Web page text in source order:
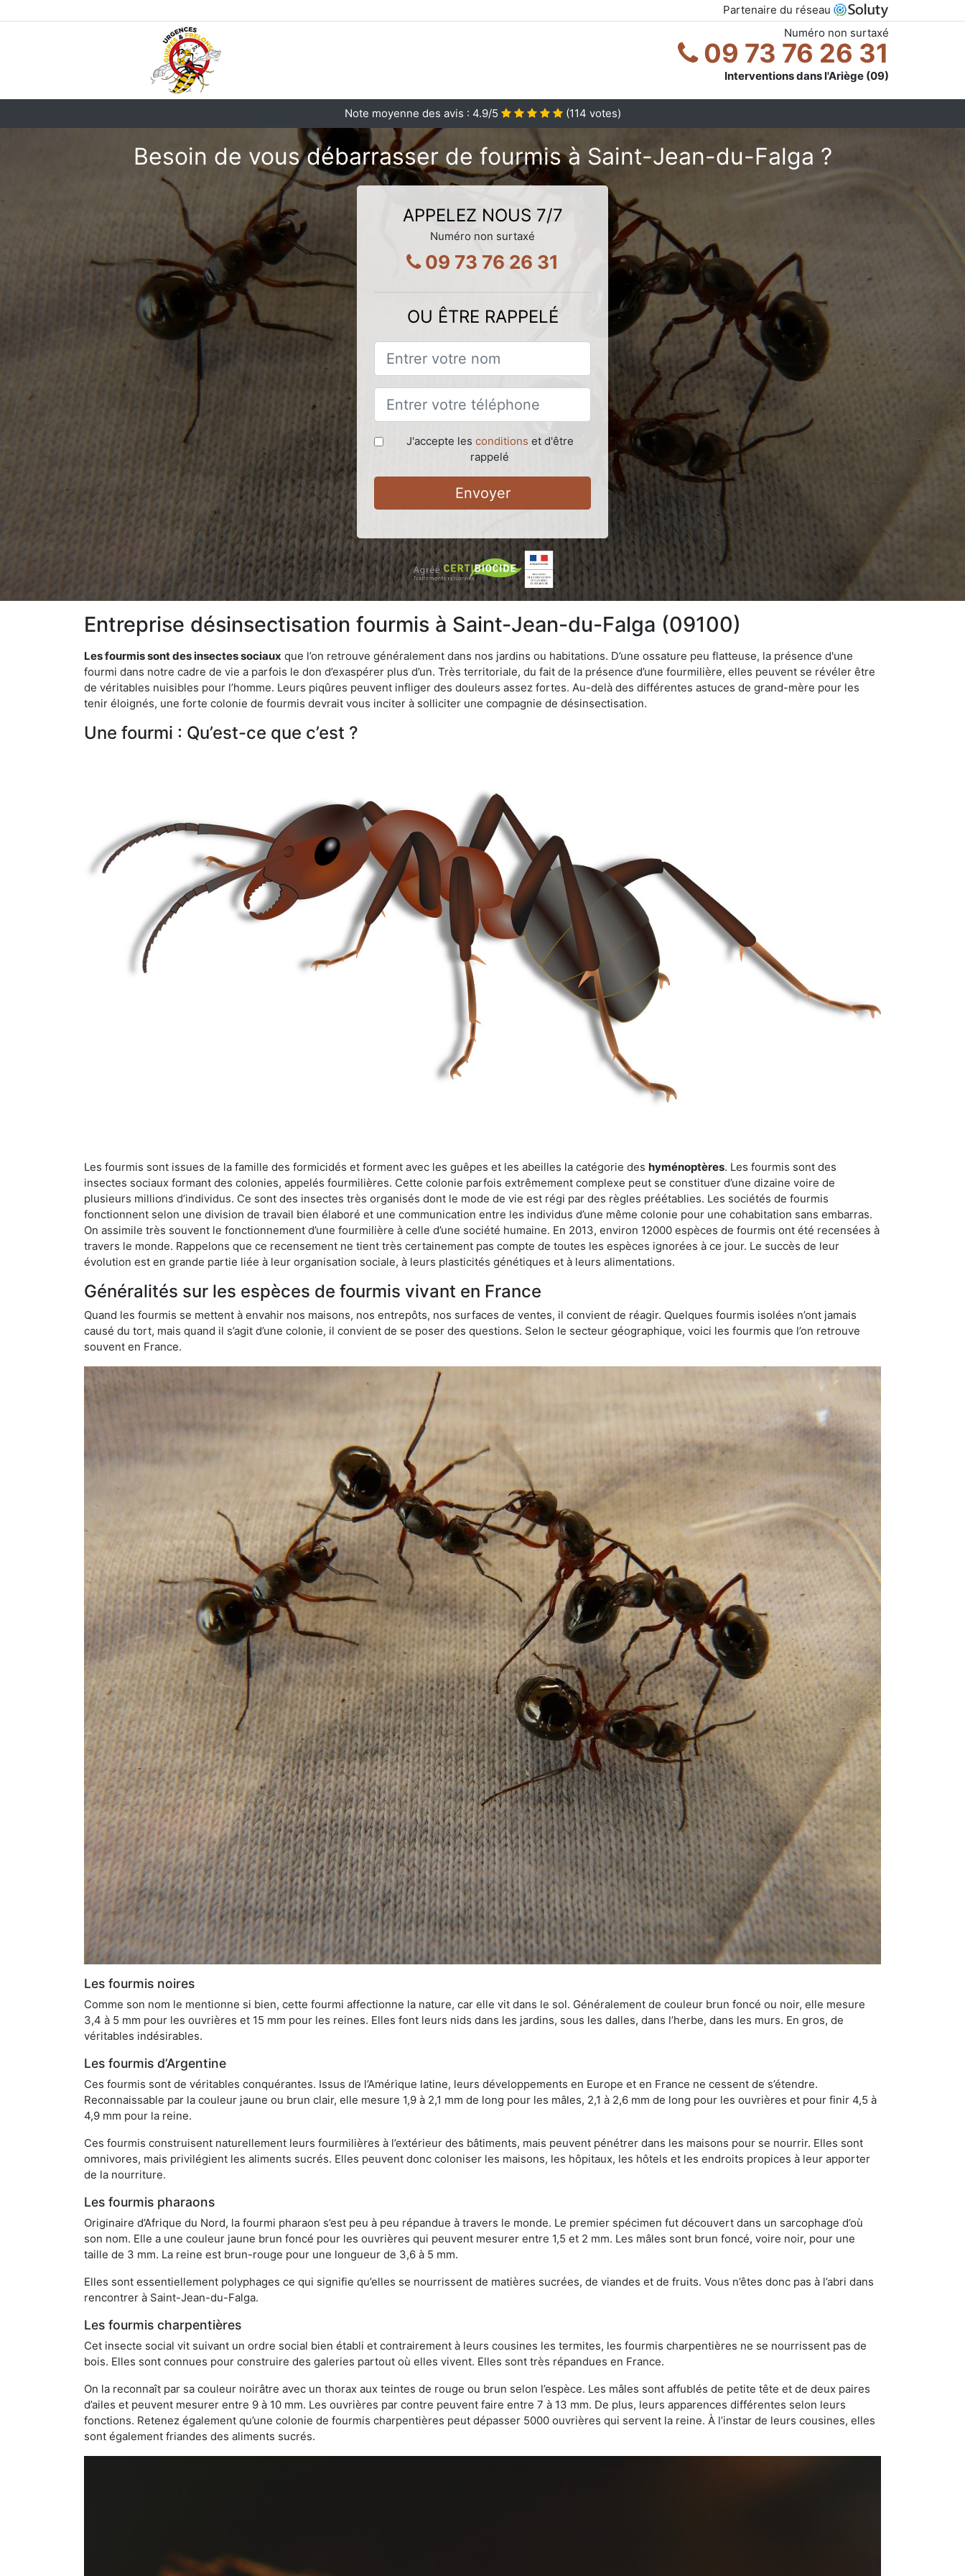
Partenaire du réseau
Numéro non surtaxé
09 73 76 26 31
Interventions dans l'Ariège (09)
Note moyenne des avis : 4.9/5 (114 votes)
Besoin de vous débarrasser de fourmis à Saint-Jean-du-Falga ?
APPELEZ NOUS 7/7
Numéro non surtaxé
09 73 76 26 31
OU ÊTRE RAPPELÉ
J'accepte les conditions et d'être
rappelé
Envoyer
Entreprise désinsectisation fourmis à Saint-Jean-du-Falga (09100)
Les fourmis sont des insectes sociaux que l’on retrouve généralement dans nos jardins ou habitations. D’une ossature peu flatteuse, la présence d'une
fourmi dans notre cadre de vie a parfois le don d’exaspérer plus d’un. Très territoriale, du fait de la présence d’une fourmilière, elles peuvent se révéler être
de véritables nuisibles pour l’homme. Leurs piqûres peuvent infliger des douleurs assez fortes. Au-delà des différentes astuces de grand-mère pour les
tenir éloignés, une forte colonie de fourmis devrait vous inciter à solliciter une compagnie de désinsectisation.
Une fourmi : Qu’est-ce que c’est ?
Les fourmis sont issues de la famille des formicidés et forment avec les guêpes et les abeilles la catégorie des hyménoptères. Les fourmis sont des
insectes sociaux formant des colonies, appelés fourmilières. Cette colonie parfois extrêmement complexe peut se constituer d’une dizaine voire de
plusieurs millions d’individus. Ce sont des insectes très organisés dont le mode de vie est régi par des règles préétablies. Les sociétés de fourmis
fonctionnent selon une division de travail bien élaboré et une communication entre les individus d’une même colonie pour une cohabitation sans embarras.
On assimile très souvent le fonctionnement d’une fourmilière à celle d’une société humaine. En 2013, environ 12000 espèces de fourmis ont été recensées à
travers le monde. Rappelons que ce recensement ne tient très certainement pas compte de toutes les espèces ignorées à ce jour. Le succès de leur
évolution est en grande partie liée à leur organisation sociale, à leurs plasticités génétiques et à leurs alimentations.
Généralités sur les espèces de fourmis vivant en France
Quand les fourmis se mettent à envahir nos maisons, nos entrepôts, nos surfaces de ventes, il convient de réagir. Quelques fourmis isolées n’ont jamais
causé du tort, mais quand il s’agit d’une colonie, il convient de se poser des questions. Selon le secteur géographique, voici les fourmis que l’on retrouve
souvent en France.
Les fourmis noires
Comme son nom le mentionne si bien, cette fourmi affectionne la nature, car elle vit dans le sol. Généralement de couleur brun foncé ou noir, elle mesure
3,4 à 5 mm pour les ouvrières et 15 mm pour les reines. Elles font leurs nids dans les jardins, sous les dalles, dans l’herbe, dans les murs. En gros, de
véritables indésirables.
Les fourmis d’Argentine
Ces fourmis sont de véritables conquérantes. Issus de l’Amérique latine, leurs développements en Europe et en France ne cessent de s’étendre.
Reconnaissable par la couleur jaune ou brun clair, elle mesure 1,9 à 2,1 mm de long pour les mâles, 2,1 à 2,6 mm de long pour les ouvrières et pour finir 4,5 à
4,9 mm pour la reine.
Ces fourmis construisent naturellement leurs fourmilières à l’extérieur des bâtiments, mais peuvent pénétrer dans les maisons pour se nourrir. Elles sont
omnivores, mais privilégient les aliments sucrés. Elles peuvent donc coloniser les maisons, les hôpitaux, les hôtels et les endroits propices à leur apporter
de la nourriture.
Les fourmis pharaons
Originaire d’Afrique du Nord, la fourmi pharaon s’est peu à peu répandue à travers le monde. Le premier spécimen fut découvert dans un sarcophage d’où
son nom. Elle a une couleur jaune brun foncé pour les ouvrières qui peuvent mesurer entre 1,5 et 2 mm. Les mâles sont brun foncé, voire noir, pour une
taille de 3 mm. La reine est brun-rouge pour une longueur de 3,6 à 5 mm.
Elles sont essentiellement polyphages ce qui signifie qu’elles se nourrissent de matières sucrées, de viandes et de fruits. Vous n’êtes donc pas à l’abri dans
rencontrer à Saint-Jean-du-Falga.
Les fourmis charpentières
Cet insecte social vit suivant un ordre social bien établi et contrairement à leurs cousines les termites, les fourmis charpentières ne se nourrissent pas de
bois. Elles sont connues pour construire des galeries partout où elles vivent. Elles sont très répandues en France.
On la reconnaît par sa couleur noirâtre avec un thorax aux teintes de rouge ou brun selon l’espèce. Les mâles sont affublés de petite tête et de deux paires
d’ailes et peuvent mesurer entre 9 à 10 mm. Les ouvrières par contre peuvent faire entre 7 à 13 mm. De plus, leurs apparences différentes selon leurs
fonctions. Retenez également qu’une colonie de fourmis charpentières peut dépasser 5000 ouvrières qui servent la reine. À l’instar de leurs cousines, elles
sont également friandes des aliments sucrés.